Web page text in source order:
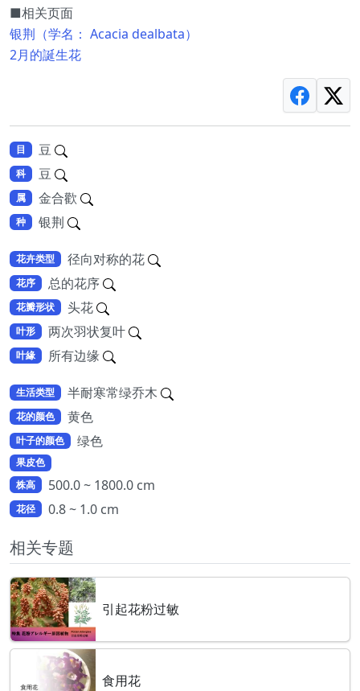
■相关页面
银荆（学名： Acacia dealbata）
2月的誕生花
目 豆
科 豆
属 金合歡
种 银荆
花卉类型 径向对称的花
花序 总的花序
花瓣形状 头花
叶形 两次羽状复叶
叶緣 所有边缘
生活类型 半耐寒常绿乔木
花的颜色 黄色
叶子的颜色 绿色
果皮色
株高
500.0 ~ 1800.0 cm
花径 0.8 ~ 1.0 cm
相关专题
引起花粉过敏
食用花